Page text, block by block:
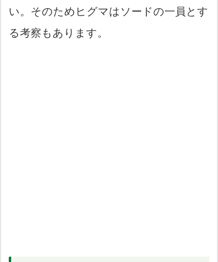
い。そのためヒグマはソードの一員とす
る考察もあります。